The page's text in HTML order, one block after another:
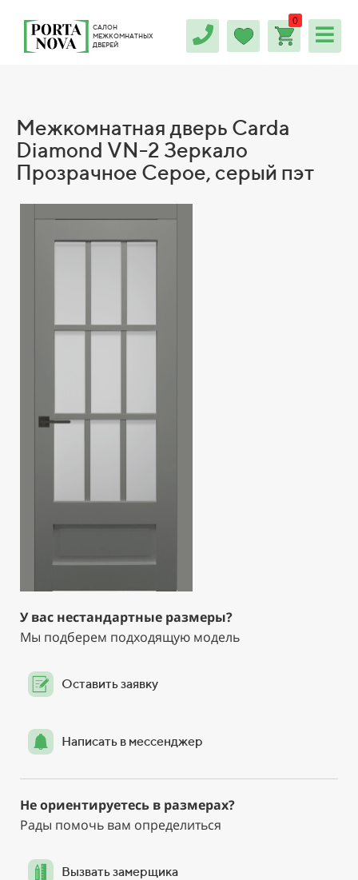
САЛОН
МЕЖКОМНАТНЫХ
ДВЕРЕЙ
0
Межкомнатная дверь Carda
Diamond VN-2 Зеркало
Прозрачное Серое, серый пэт
У вас нестандартные размеры?
Мы подберем подходящую модель
Оставить заявку
Написать в мессенджер
Не ориентируетесь в размерах?
Рады помочь вам определиться
Вызвать замерщика